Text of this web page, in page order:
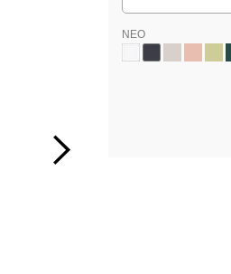
ΝΕΟ